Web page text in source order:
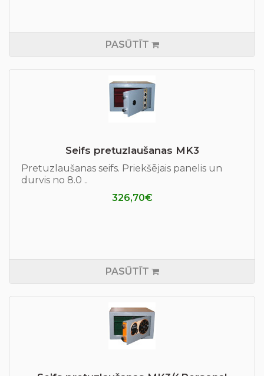
PASŪTĪT
Seifs pretuzlaušanas МK3
Pretuzlaušanas seifs. Priekšējais panelis un
durvis no 8.0 ..
326,70€
PASŪTĪT